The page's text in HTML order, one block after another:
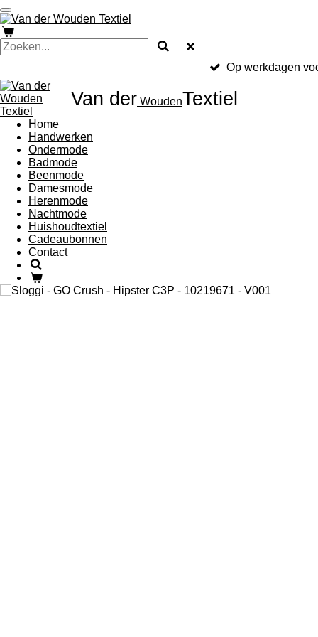
Ga
direct
naar
de
Op werkdagen
Van der WoudenTextiel
Home
Handwerken
Ondermode
Badmode
Beenmode
Damesmode
Herenmode
Nachtmode
Huishoudtextiel
Cadeaubonnen
Contact